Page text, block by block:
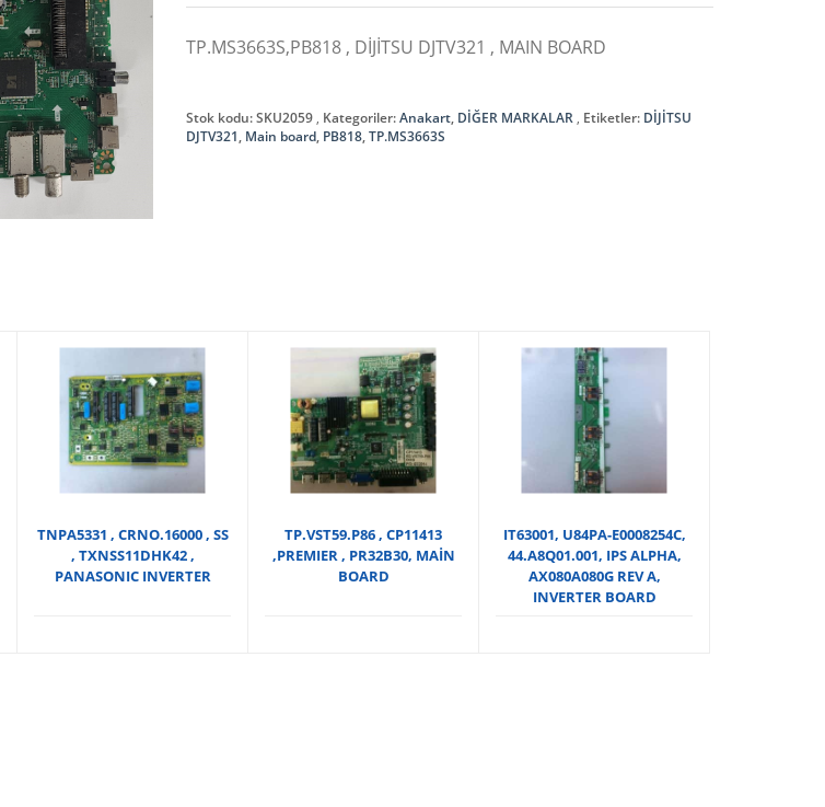
TP.MS3663S,PB818 , DİJİTSU DJTV321 , MAIN BOARD
Stok kodu:SKU2059 Kategoriler:Anakart, DİĞER MARKALAR Etiketler: DİJİTSU
DJTV321, Main board, PB818,TP.MS3663S
TNPA5331 , CRNO.16000 , SS
, TXNSS11DHK42 ,
PANASONIC INVERTER
TP.VST59.P86 , CP11413
,PREMIER , PR32B30, MAİN
BOARD
IT63001, U84PA-E0008254C,
44.A8Q01.001, IPS ALPHA,
AX080A080G REV A,
INVERTER BOARD